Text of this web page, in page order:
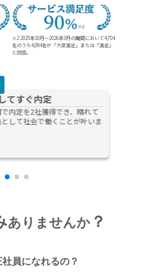
※2 2025年10月～2026年3月の期間において4,704
名のうち4,094名が「大変満足」または「満足」
と回答。
ア相談
がとても熱心に話を聞いてく
、今後のキャリアプランなど
でしてもらえてものすごく助
ありませんか？
員になれるの？